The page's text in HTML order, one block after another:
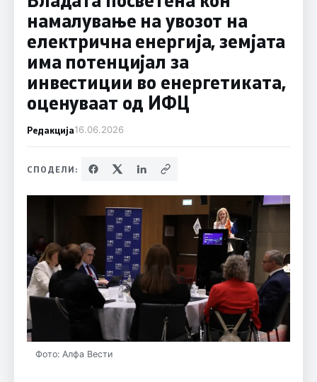
намалување на увозот на
електрична енергија, земјата
има потенцијал за
инвестиции во енергетиката,
оценуваат од ИФЦ
Редакција16.06.2026
СПОДЕЛИ:
Фото: Алфа Вести